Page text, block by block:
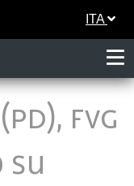
ITA
Fvg
su